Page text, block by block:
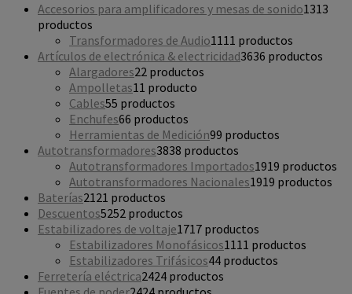
Accesorios para amplificadores y mesas de sonido1313
productos
Transformadores de Audio1111 productos
Artículos de electrónica & electricidad3636 productos
Alargadores22 productos
Ampolletas11 producto
Cables55 productos
Enchufes66 productos
Herramientas de Medición99 productos
Autotransformadores3838 productos
Autotransformadores Importados1919 productos
Autotransformadores Nacionales1919 productos
Baterías2121 productos
Descuentos5252 productos
Estabilizadores de voltaje1717 productos
Estabilizadores Monofásicos1111 productos
Estabilizadores Trifásicos44 productos
Ferretería eléctrica2424 productos